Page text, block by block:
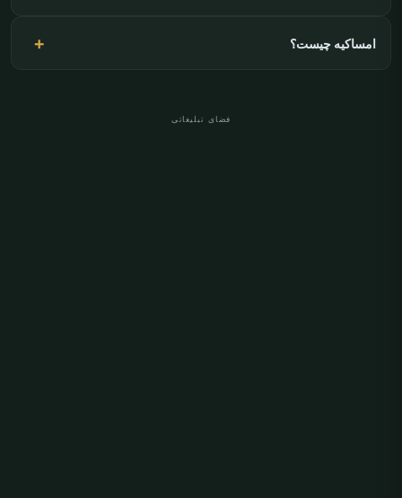
امساکیه چیست؟
فضای تبلیغاتی